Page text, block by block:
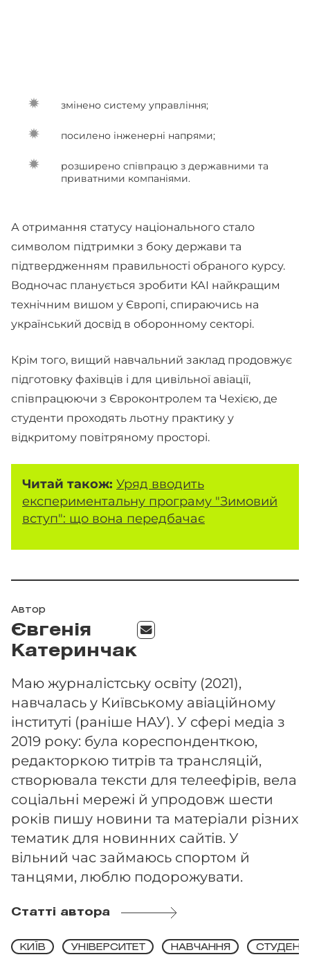
змінено систему управління;
посилено інженерні напрями;
розширено співпрацю з державними та
приватними компаніями.
А отримання статусу національного стало
символом підтримки з боку держави та
підтвердженням правильності обраного курсу.
Водночас планується зробити КАІ найкращим
технічним вишом у Європі, спираючись на
український досвід в оборонному секторі.
Крім того, вищий навчальний заклад продовжує
підготовку фахівців і для цивільної авіації,
співпрацюючи з Євроконтролем та Чехією, де
студенти проходять льотну практику у
відкритому повітряному просторі.
Читай також: Уряд вводить
експериментальну програму "Зимовий
вступ": що вона передбачає
Автор
Євгенія
Катеринчак
Маю журналістську освіту (2021),
навчалась у Київському авіаційному
інституті (раніше НАУ). У сфері медіа з
2019 року: була кореспонденткою,
редакторкою титрів та трансляцій,
створювала тексти для телеефірів, вела
соціальні мережі й упродовж шести
років пишу новини та матеріали різних
тематик для новинних сайтів. У
вільний час займаюсь спортом й
танцями, люблю подорожувати.
Статті автора
КИЇВ УНІВЕРСИТЕТ НАВЧАННЯ